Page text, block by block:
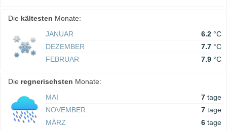
Die kältesten Monate:
JANUAR
6.2 °C
DEZEMBER
7.7 °C
FEBRUAR
7.9 °C
Die regnerischsten Monate:
MAI
7 tage
NOVEMBER
7 tage
MÄRZ
6 tage